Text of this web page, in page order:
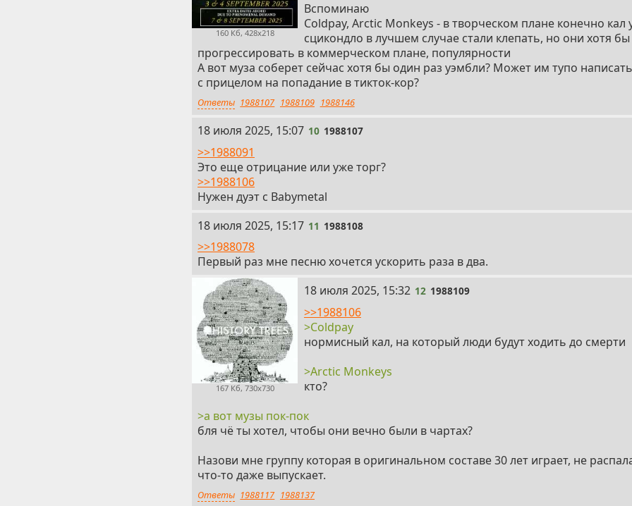
160 Кб, 428x218
Вспоминаю
Coldpay, Arctic Monkeys - в творческом плане конечно кал
сцикондло в лучшем случае стали клепать, но они хотя
прогрессировать в коммерческом плане, популярности
А вот муза соберет сейчас хотя бы один раз уэмбли? Может им тупо
с прицелом на попадание в тикток-кор?
Ответы 1988107 1988109 1988146
10
18 июля 2025, 15:07 10 1988107
>>1988091
Это еще отрицание или уже торг?
>>1988106
Нужен дуэт с Babymetal
11
18 июля 2025, 15:17 11 1988108
>>1988078
Первый раз мне песню хочется ускорить раза в два.
167 Кб, 730x730
12
18 июля 2025, 15:32 12 1988109
>>1988106
>Coldpay
нормисный кал, на который люди будут ходить до смерти
>Arctic Monkeys
кто?
>а вот музы пок-пок
бля чё ты хотел, чтобы они вечно были в чартах?
Назови мне группу которая в оригинальном составе 30 лет играет, не
что-то даже выпускает.
Ответы 1988117 1988137